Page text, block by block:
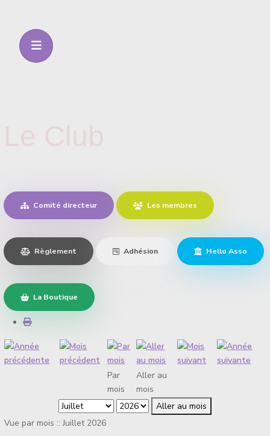
Comité directeur Les membres
Règlement Adhésion Hello Asso
La Boutique
Par
mois
Aller au
mois
Aller au mois
Vue par mois :: Juillet 2026